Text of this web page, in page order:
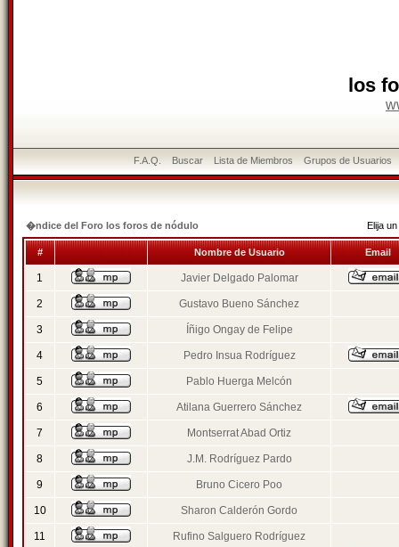
los
F.A.Q. Buscar Lista de Miembros Grupos de Usuarios
�ndice del Foro los foros de nódulo Elija
# Nombre de Usuario Email
1 Javier Delgado Palomar
2 Gustavo Bueno Sánchez
3 Íñigo Ongay de Felipe
4 Pedro Insua Rodríguez
5 Pablo Huerga Melcón
6 Atilana Guerrero Sánchez
7 Montserrat Abad Ortiz
8 J.M. Rodríguez Pardo
9 Bruno Cicero Poo
10 Sharon Calderón Gordo
11 Rufino Salguero Rodríguez